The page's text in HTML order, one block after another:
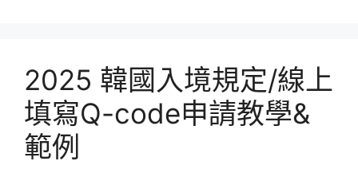
2025 韓國入境規定/線上
填寫Q-code申請教學&
範例